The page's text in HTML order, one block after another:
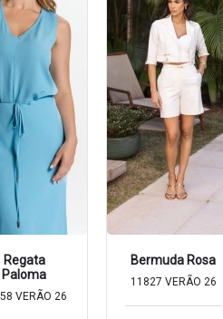
Regata
Paloma
VERÃO 26
Bermuda Rosa
11827 VERÃO 26